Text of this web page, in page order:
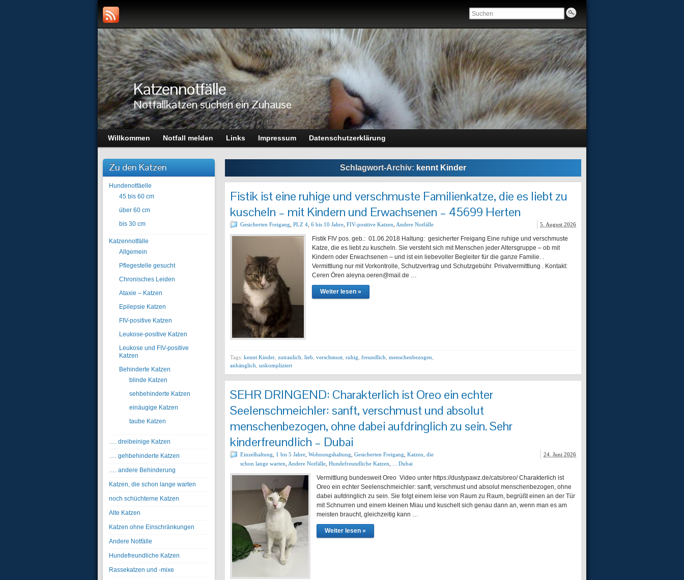
Katzennotfälle
Notfallkatzen suchen ein Zuhause
Willkommen Notfall melden Links Impressum Datenschutzerklärung
Zu den Katzen
Hundenotfäelle
45 bis 60 cm
über 60 cm
bis 30 cm
Katzennotfälle
Allgemein
Pflegestelle gesucht
Chronisches Leiden
Ataxie – Katzen
Epilepsie Katzen
FIV-positive Katzen
Leukose-positive Katzen
Leukose und FIV-positive
Katzen
Behinderte Katzen
blinde Katzen
sehbehinderte Katzen
einäugige Katzen
taube Katzen
…. dreibeinige Katzen
…. gehbehinderte Katzen
…. andere Behinderung
Katzen, die schon lange warten
noch schüchterne Katzen
Alte Katzen
Katzen ohne Einschränkungen
Andere Notfälle
Hundefreundliche Katzen
Rassekatzen und -mixe
Schlagwort-Archiv: kennt Kinder
Fistik ist eine ruhige und verschmuste Familienkatze, die es liebt zu
kuscheln – mit Kindern und Erwachsenen – 45699 Herten
Gesicherten Freigang PLZ 4 6 bis 10 Jahre FIV-positive Katzen Andere Notfälle 5. August 2026
Fistik FIV pos. geb.: 01.06.2018 Haltung: gesicherter Freigang Eine ruhige und verschmuste
Katze, die es liebt zu kuscheln. Sie versteht sich mit Menschen jeder Altersgruppe – ob mit
Kindern oder Erwachsenen – und ist ein liebevoller Begleiter für die ganze Familie. .
Vermittlung nur mit Vorkontrolle, Schutzvertrag und Schutzgebühr. Privatvermittlung . Kontakt:
Ceren Ören aleyna.oeren@mail.de …
Weiter lesen »
Tags: kennt Kinder zutraulich lieb verschmust ruhig freundlich menschenbezogen
anhänglich unkompliziert
SEHR DRINGEND: Charakterlich ist Oreo ein echter
Seelenschmeichler: sanft, verschmust und absolut
menschenbezogen, ohne dabei aufdringlich zu sein. Sehr
kinderfreundlich – Dubai
Einzelhaltung 1 bis 5 Jahre Wohnungshaltung Gesicherten Freigang Katzen, die
schon lange warten Andere Notfälle Hundefreundliche Katzen ... Dubai
24. Juni 2026
Vermittlung bundesweit Oreo Video unter https://dustypawz.de/cats/oreo/ Charakterlich ist
Oreo ein echter Seelenschmeichler: sanft, verschmust und absolut menschenbezogen, ohne
dabei aufdringlich zu sein. Sie folgt einem leise von Raum zu Raum, begrüßt einen an der Tür
mit Schnurren und einem kleinen Miau und kuschelt sich genau dann an, wenn man es am
meisten braucht, gleichzeitig kann …
Weiter lesen »